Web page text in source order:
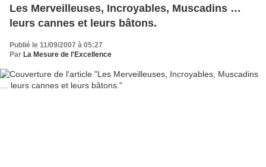
Les Merveilleuses, Incroyables, Muscadins …
leurs cannes et leurs bâtons.
Publié le 11/09/2007 à 05:27
Par La Mesure de l'Excellence